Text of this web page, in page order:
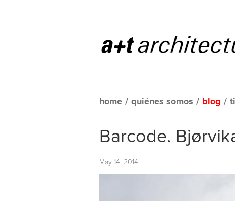
home / quiénes somos / blog /
Barcode.
May 14, 2014